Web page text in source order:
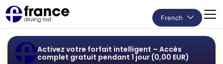
French
Activez votre forfait intelligent – ​​Accès
complet gratuit pendant 1 jour (0,00 EUR)